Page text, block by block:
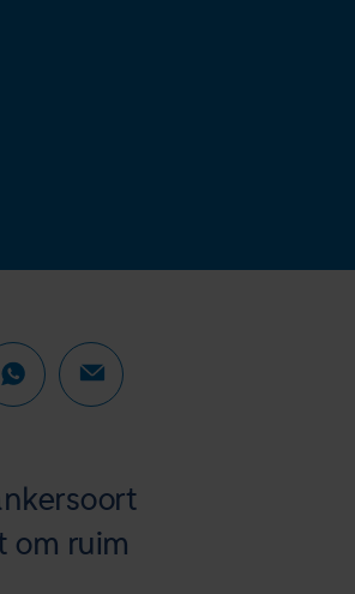
om ruim